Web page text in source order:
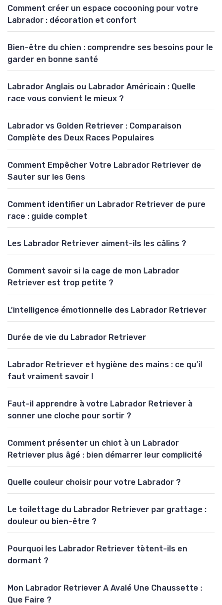
Ressources :Tests génétiques, examens
Les informations sont mises à jour localement.
Comment créer un espace cocooning pour votre
Labrador : décoration et confort
Bien-être du chien : comprendre ses besoins pour le
garder en bonne santé
Labrador Anglais ou Labrador Américain : Quelle
race vous convient le mieux ?
Labrador vs Golden Retriever : Comparaison
Complète des Deux Races Populaires
Comment Empêcher Votre Labrador Retriever de
Sauter sur les Gens
Comment identifier un Labrador Retriever de pure
race : guide complet
Les Labrador Retriever aiment-ils les câlins ?
Comment savoir si la cage de mon Labrador
Retriever est trop petite ?
L’intelligence émotionnelle des Labrador Retriever
Durée de vie du Labrador Retriever
Labrador Retriever et hygiène des mains : ce qu’il
faut vraiment savoir !
Faut-il apprendre à votre Labrador Retriever à
sonner une cloche pour sortir ?
Comment présenter un chiot à un Labrador
Retriever plus âgé : bien démarrer leur complicité
Quelle couleur choisir pour votre Labrador ?
Le toilettage du Labrador Retriever par grattage :
douleur ou bien-être ?
Pourquoi les Labrador Retriever tètent-ils en
dormant ?
Mon Labrador Retriever A Avalé Une Chaussette :
Que Faire ?